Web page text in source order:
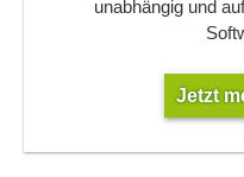
Telefonprotokolle
Telefonverwaltung
unabhängig und
Jetzt